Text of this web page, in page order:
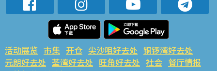
活动展览 市集 开仓 尖沙咀好去处 铜锣湾好去处
元朗好去处 荃湾好去处 旺角好去处 社会 餐厅情报